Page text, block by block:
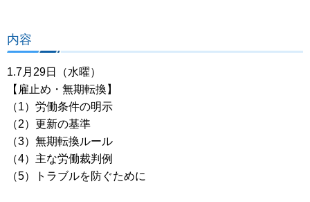
内容
1.7月29日（水曜）
【雇止め・無期転換】
（1）労働条件の明示
（2）更新の基準
（3）無期転換ルール
（4）主な労働裁判例
（5）トラブルを防ぐために